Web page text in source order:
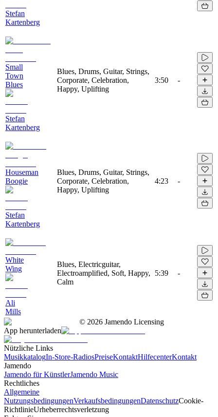
Stefan
Kartenberg
Small
Town
Blues
Stefan
Kartenberg
Blues, Drums, Guitar, Strings,
Corporate, Celebration,
Happy, Uplifting
3:50 -
Houseman
Boogie
Stefan
Kartenberg
Blues, Drums, Guitar, Strings,
Corporate, Celebration,
Happy, Uplifting
4:23 -
White
Wing
Ali
Mills
Blues, Electricguitar,
Electroamplified, Soft, Happy,
Calm
5:39 -
© 2026 Jamendo Licensing
App herunterladen
Nützliche Links
MusikkatalogIn-Store-RadiosPreiseKontaktHilfecenterKontakt
Jamendo
Jamendo für KünstlerJamendo Music
Rechtliches
Allgemeine
NutzungsbedingungenVerkaufsbedingungenDatenschutzCookie-
RichtlinieUrheberrechtsverletzung